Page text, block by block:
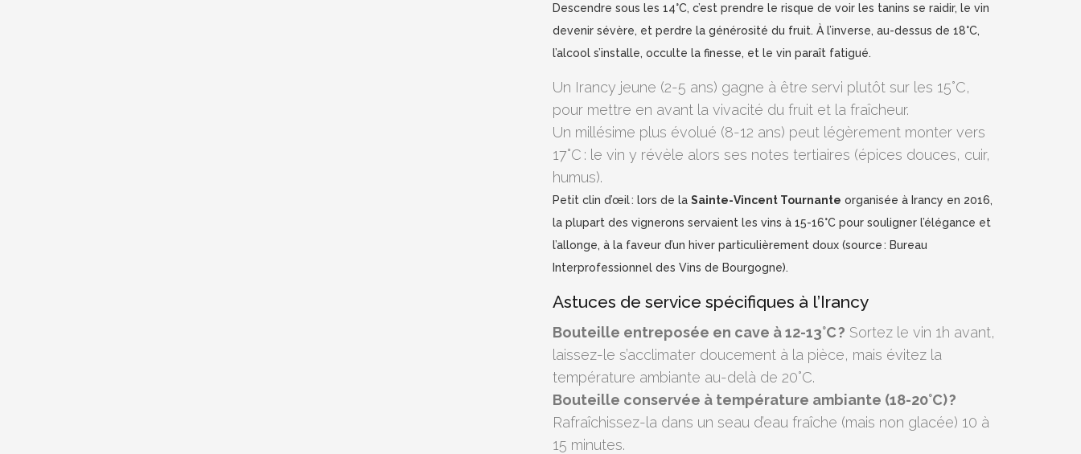
Descendre sous les 14°C, c’est prendre le risque de voir les tanins se raidir, le vin
devenir sévère, et perdre la générosité du fruit. À l’inverse, au-dessus de 18°C,
l’alcool s’installe, occulte la finesse, et le vin paraît fatigué.
Un Irancy jeune (2-5 ans) gagne à être servi plutôt sur les 15°C,
pour mettre en avant la vivacité du fruit et la fraîcheur.
Un millésime plus évolué (8-12 ans) peut légèrement monter vers
17°C : le vin y révèle alors ses notes tertiaires (épices douces, cuir,
humus).
Petit clin d’œil : lors de la Sainte-Vincent Tournante organisée à Irancy en 2016,
la plupart des vignerons servaient les vins à 15-16°C pour souligner l’élégance et
l’allonge, à la faveur d’un hiver particulièrement doux (source : Bureau
Interprofessionnel des Vins de Bourgogne).
Astuces de service spécifiques à l’Irancy
Bouteille entreposée en cave à 12-13°C ? Sortez le vin 1h avant,
laissez-le s’acclimater doucement à la pièce, mais évitez la
température ambiante au-delà de 20°C.
Bouteille conservée à température ambiante (18-20°C) ?
Rafraîchissez-la dans un seau d’eau fraîche (mais non glacée) 10 à
15 minutes.